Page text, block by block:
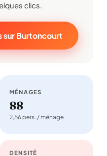
clics.
sur Burtoncourt
MÉNAGES
88
2,56 pers. / ménage
DENSITÉ